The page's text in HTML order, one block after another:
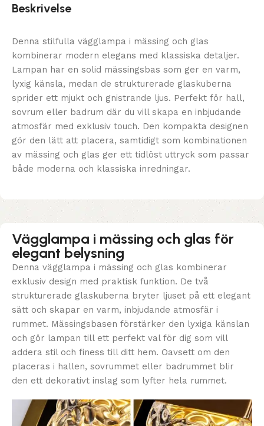
Beskrivelse
Denna stilfulla vägglampa i mässing och glas
kombinerar modern elegans med klassiska detaljer.
Lampan har en solid mässingsbas som ger en varm,
lyxig känsla, medan de strukturerade glaskuberna
sprider ett mjukt och gnistrande ljus. Perfekt för hall,
sovrum eller badrum där du vill skapa en inbjudande
atmosfär med exklusiv touch. Den kompakta designen
gör den lätt att placera, samtidigt som kombinationen
av mässing och glas ger ett tidlöst uttryck som passar
både moderna och klassiska inredningar.
Vägglampa i mässing och glas för
elegant belysning
Denna vägglampa i mässing och glas kombinerar
exklusiv design med praktisk funktion. De två
strukturerade glaskuberna bryter ljuset på ett elegant
sätt och skapar en varm, inbjudande atmosfär i
rummet. Mässingsbasen förstärker den lyxiga känslan
och gör lampan till ett perfekt val för dig som vill
addera stil och finess till ditt hem. Oavsett om den
placeras i hallen, sovrummet eller badrummet blir
den ett dekorativt inslag som lyfter hela rummet.